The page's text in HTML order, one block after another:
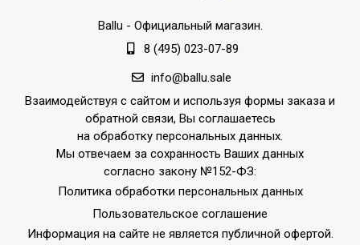
охлаждения
2.6
Да
Автоматический режим
Производительность по
воздуху
300
Функция автоматического
удаления конденсата с
теплым воздухом
Ballu - Официальный магазин.
8 (495) 023-07-89
info@ballu.sale
Взаимодействуя с сайтом и используя формы заказа и
обратной связи, Вы соглашаетесь
на обработку персональных данных.
Мы отвечаем за сохранность Ваших данных
согласно закону №152-ФЗ:
Политика обработки персональных данных
Пользовательское соглашение
Информация на сайте не является публичной офертой.